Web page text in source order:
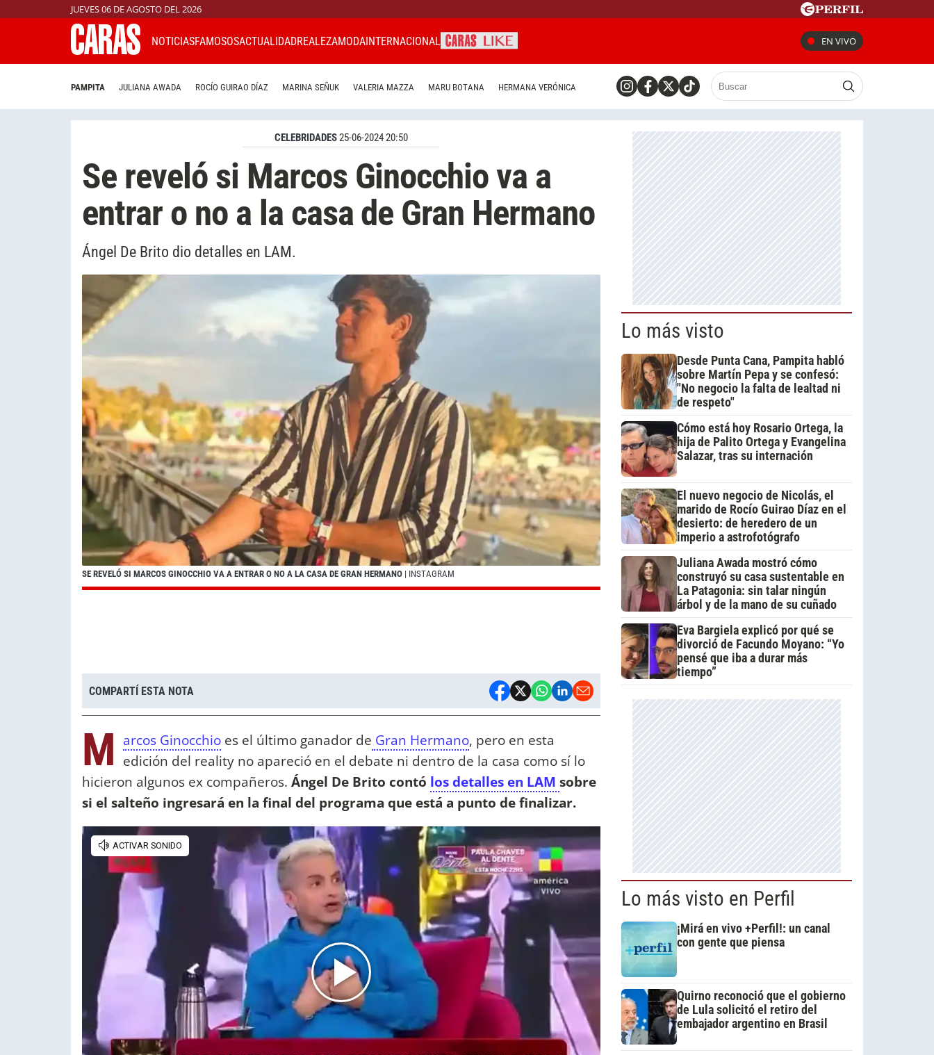
JUEVES 06 DE AGOSTO DEL 2026
NOTICIASFAMOSOSACTUALIDADREALEZAMODAINTERNACIONAL EN VIVO
PAMPITA JULIANA AWADA ROCÍO GUIRAO DÍAZ MARINA SEÑUK VALERIA MAZZA MARU BOTANA HERMANA VERÓNICA
CELEBRIDADES25-06-2024 20:50
Se reveló si Marcos Ginocchio va a
entrar o no a la casa de Gran Hermano
Ángel De Brito dio detalles en LAM.
SE REVELÓ SI MARCOS GINOCCHIO VA A ENTRAR O NO A LA CASA DE GRAN HERMANO | INSTAGRAM
COMPARTÍ ESTA NOTA
M arcos Ginocchio es el último ganador de Gran Hermano, pero en esta
edición del reality no apareció en el debate ni dentro de la casa como sí lo
hicieron algunos ex compañeros. Ángel De Brito contó los detalles en LAM sobre
si el salteño ingresará en la final del programa que está a punto de finalizar.
Lo más visto
Desde Punta Cana, Pampita habló
sobre Martín Pepa y se confesó:
"No negocio la falta de lealtad ni
de respeto"
Cómo está hoy Rosario Ortega, la
hija de Palito Ortega y Evangelina
Salazar, tras su internación
El nuevo negocio de Nicolás, el
marido de Rocío Guirao Díaz en el
desierto: de heredero de un
imperio a astrofotógrafo
Juliana Awada mostró cómo
construyó su casa sustentable en
La Patagonia: sin talar ningún
árbol y de la mano de su cuñado
Eva Bargiela explicó por qué se
divorció de Facundo Moyano: “Yo
pensé que iba a durar más
tiempo”
Lo más visto en Perfil
¡Mirá en vivo +Perfil!: un canal
con gente que piensa
Quirno reconoció que el gobierno
de Lula solicitó el retiro del
embajador argentino en Brasil